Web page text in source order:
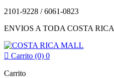
2101-9228 / 6061-0823
ENVIOS A TODA COSTA RICA
 Carrito (0) 0
Carrito